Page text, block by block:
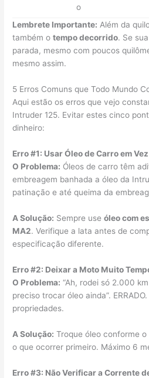
o
Lembrete Importante: Além da
também otempo decorrido. Se
parada, mesmo com poucos
mesmo assim.
5 Erros Comuns que Todo Mundo
Aqui estão os erros que vejo
Intruder 125. Evitar estes cinco
dinheiro:
Erro #1: Usar Óleo de Carro em
O Problema: Óleos de carro têm
embreagem banhada a óleo da
patinação e até queima da
A Solução: Sempre useóleo com
MA2. Verifique a lata antes de
especificação diferente.
Erro #2: Deixar a Moto Muito
O Problema: “Ah, rodei só 2.000
preciso trocar óleo ainda”.
propriedades.
A Solução: Troque óleo conforme o
o que ocorrer primeiro. Máximo 6
Erro #3: Não Verificar a Corrente